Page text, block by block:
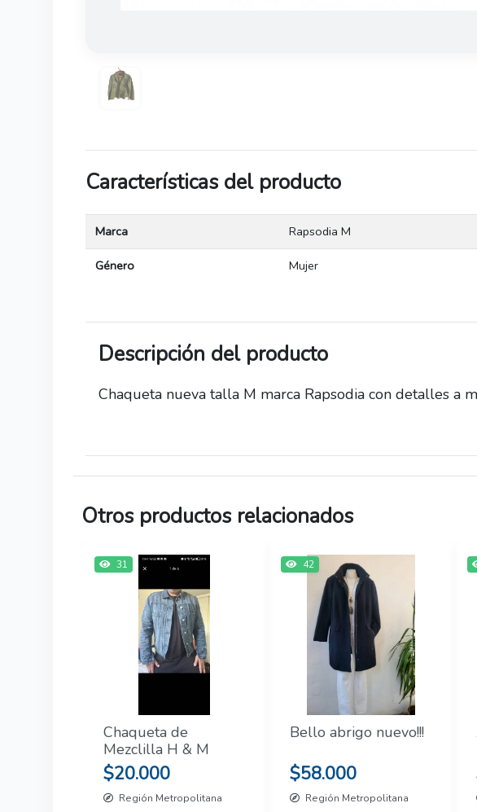
Características del producto
Marca Rapsodia M
Género Mujer
Descripción del producto
Chaqueta nueva talla M marca Rapsodia con detalles a
Otros productos relacionados
31
Chaqueta de
Mezclilla H & M
$20.000
Región Metropolitana
42
Bello abrigo nuevo!!!
$58.000
Región Metropolitana